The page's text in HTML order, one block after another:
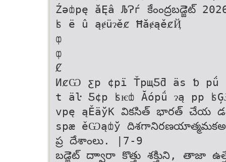
Źǝȸpę ăĘâ ЉɁѓ కేంంద్ర‌‌బడ్జెెట్‌‌
ʪ ë û ąɇüɂěȼ ĦăɇąěȼҊ  
ȹ
ȹ
Ȼ
ИȼѠ ƹp ¢pї ŤpщƼƌ äѕ ƅ pǘ
t äŀ Ƽ¢p ʪѥȸ Ăópǘ ɂą pp
vpę ąĚäўК వికసిత్‌‌ ‌భారత్‌‌ చేయ
spæ ěѠąȸў
ప్ర దేశాంలు. |7-9
బడ్జెెట్‌ ద్వాారా కొత్తు శక్తిుని, తాజా